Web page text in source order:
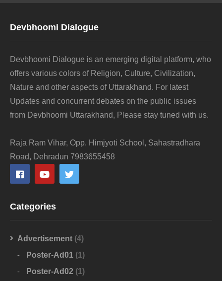
Devbhoomi Dialogue
Devbhoomi Dialogue is an emerging digital platform, who
offers various colors of Religion, Culture, Civilization,
Nature and other aspects of Uttarakhand. For latest
Updates and concurrent debates on the public issues
from Devbhoomi Uttarakhand, Please stay tuned with us.
Raja Ram Vihar, Opp. Himjyoti School, Sahastradhara
Road, Dehradun 7983655458
Categories
Advertisement (4)
Poster-Ad01 (1)
Poster-Ad02 (1)